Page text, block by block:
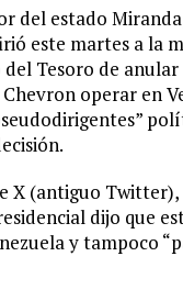
del estado
este martes a la
Tesoro de anular
operar en
X (antiguo Twitter),
dijo que
y tampoco